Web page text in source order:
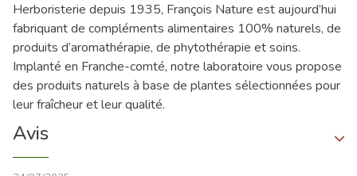
Herboristerie depuis 1935, François Nature est aujourd’hui
fabriquant de compléments alimentaires 100% naturels, de
produits d’aromathérapie, de phytothérapie et soins.
Implanté en Franche-comté, notre laboratoire vous propose
des produits naturels à base de plantes sélectionnées pour
leur fraîcheur et leur qualité.
Avis